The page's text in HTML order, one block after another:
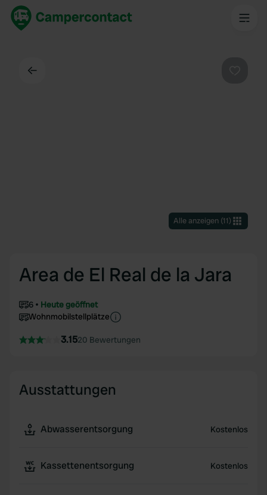
Alle anzeigen(11)
Area de El Real de la Jara
6
Heute geöffnet
Wohnmobilstellplätze
3.1520 Bewertungen
Ausstattungen
Abwasserentsorgung Kostenlos
Kassettenentsorgung Kostenlos